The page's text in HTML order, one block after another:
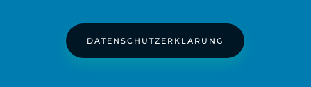
DATENSCHUTZERKLÄRUNG